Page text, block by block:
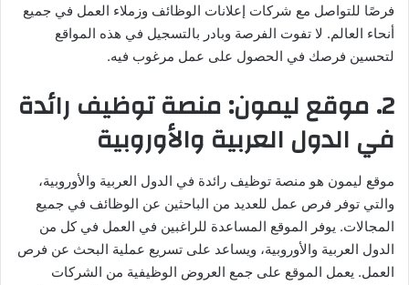
فرصًا للتواصل مع شركات إعلانات الوظائف وزملاء العمل في جميع
أنحاء العالم. لا تفوت الفرصة وبادر بالتسجيل في هذه المواقع
لتحسين فرصك في الحصول على عمل مرغوب فيه.
2. موقع ليمون: منصة توظيف رائدة
في الدول العربية والأوروبية
موقع ليمون هو منصة توظيف رائدة في الدول العربية والأوروبية،
والتي توفر فرص عمل للعديد من الباحثين عن الوظائف في جميع
المجالات. يوفر الموقع المساعدة للراغبين في العمل في كل من
الدول العربية والأوروبية، ويساعد على تسريع عملية البحث عن فرص
العمل. يعمل الموقع على جمع العروض الوظيفية من الشركات